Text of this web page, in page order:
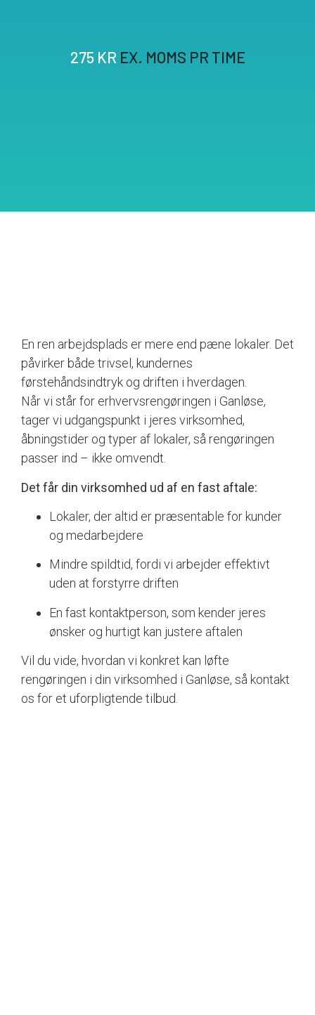
275 KR EX. MOMS PR TIME
En ren arbejdsplads er mere end pæne lokaler. Det
påvirker både trivsel, kundernes
førstehåndsindtryk og driften i hverdagen.
Når vi står for erhvervsrengøringen i Ganløse,
tager vi udgangspunkt i jeres virksomhed,
åbningstider og typer af lokaler, så rengøringen
passer ind – ikke omvendt.
Det får din virksomhed ud af en fast aftale:
Lokaler, der altid er præsentable for kunder
og medarbejdere
Mindre spildtid, fordi vi arbejder effektivt
uden at forstyrre driften
En fast kontaktperson, som kender jeres
ønsker og hurtigt kan justere aftalen
Vil du vide, hvordan vi konkret kan løfte
rengøringen i din virksomhed i Ganløse, så kontakt
os for et uforpligtende tilbud.